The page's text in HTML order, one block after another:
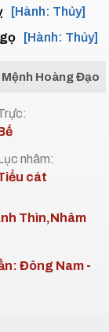
[Hành: Thủy]
[Hành: Thủy]
Mệnh Hoàng Đạo
nhâm:
cát
Thìn,Nhâm
Đông Nam -